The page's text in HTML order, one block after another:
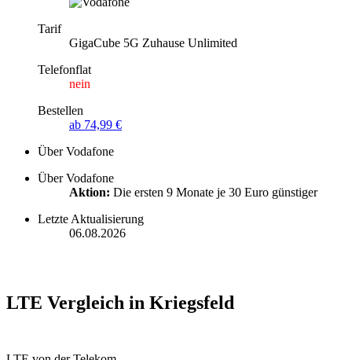
Tarif
GigaCube 5G Zuhause Unlimited
Telefonflat
nein
Bestellen
ab 74,99 €
Über Vodafone
Über Vodafone
Aktion: Die ersten 9 Monate je 30 Euro günstiger
Letzte Aktualisierung
06.08.2026
LTE Vergleich in Kriegsfeld